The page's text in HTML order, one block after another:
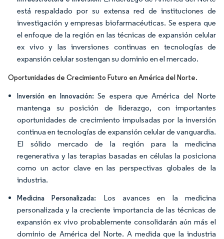
está respaldado por su extensa red de instituciones de
investigación y empresas biofarmacéuticas. Se espera que
el enfoque de la región en las técnicas de expansión celular
ex vivo y las inversiones continuas en tecnologías de
expansión celular sostengan su dominio en el mercado.
Oportunidades de Crecimiento Futuro en América del Norte.
Inversión en Innovación: Se espera que América del Norte
mantenga su posición de liderazgo, con importantes
oportunidades de crecimiento impulsadas por la inversión
continua en tecnologías de expansión celular de vanguardia.
El sólido mercado de la región para la medicina
regenerativa y las terapias basadas en células la posiciona
como un actor clave en las perspectivas globales de la
industria.
Medicina Personalizada: Los avances en la medicina
personalizada y la creciente importancia de las técnicas de
expansión ex vivo probablemente consolidarán aún más el
dominio de América del Norte. A medida que la industria